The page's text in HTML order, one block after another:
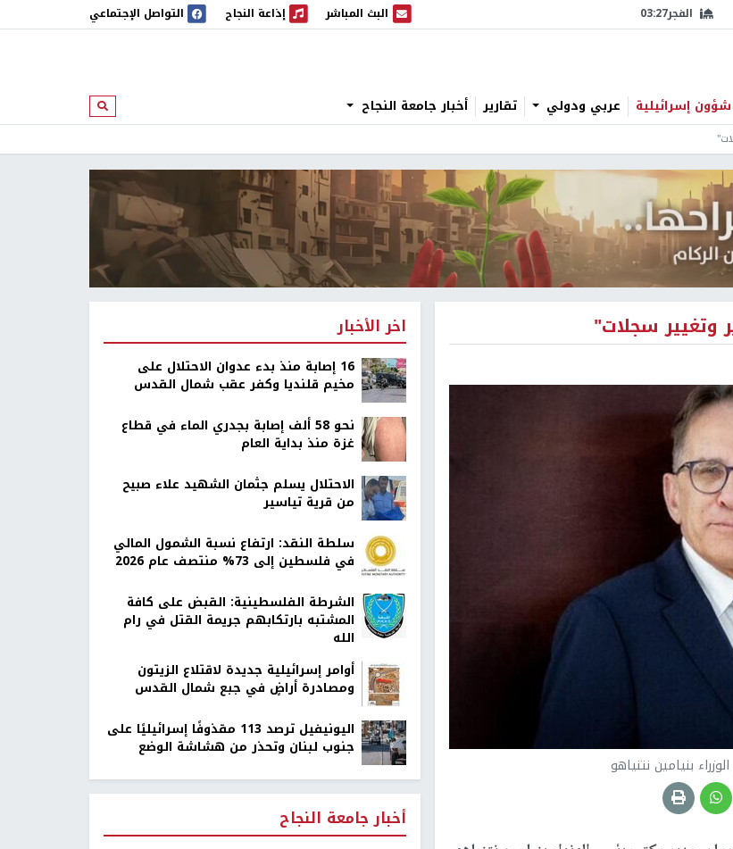
الفجر03:27 البث المباشر
البث المباشر إذاعة النجاح
إذاعة النجاح التواصل الإجتماعي
شؤون إسرائيلية عربي ودولي تقارير أخبار جامعة النجاح ابحث
وتغيير سجلات"
بنيامين نتنياهو
اخر الأخبار
16 إصابة منذ بدء عدوان الاحتلال على
مخيم قلنديا وكفر عقب شمال القدس
نحو 58 ألف إصابة بجدري الماء في قطاع
غزة منذ بداية العام
الاحتلال يسلم جثمان الشهيد علاء صبيح
من قرية تياسير
سلطة النقد: ارتفاع نسبة الشمول المالي
في فلسطين إلى 73% منتصف عام 2026
الشرطة الفلسطينية: القبض على كافة
المشتبه بارتكابهم جريمة القتل في رام
الله
أوامر إسرائيلية جديدة لاقتلاع الزيتون
ومصادرة أراضٍ في جبع شمال القدس
اليونيفيل ترصد 113 مقذوفًا إسرائيليًا على
جنوب لبنان وتحذر من هشاشة الوضع
أخبار جامعة النجاح